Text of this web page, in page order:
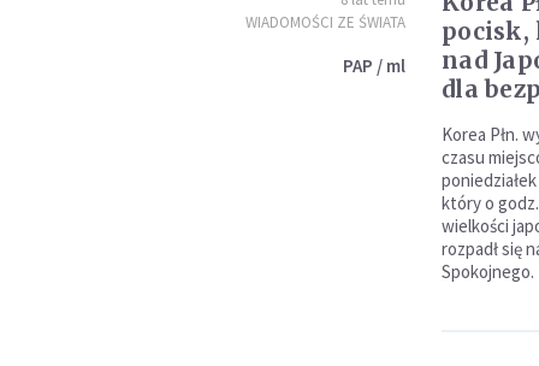
WIADOMOŚCI ZE ŚWIATA
PAP / ml
pocisk,
nad
dla
Korea Płn.
czasu
który o
wielkości
rozpadł się
Spokojnego.